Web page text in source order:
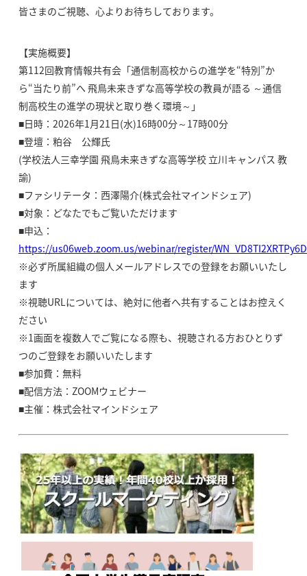
皆さまのご視聴、心よりお待ちしております。
【実施概要】
第112回教育情報共有会「通信制高校からの進学を“特別”か
ら“当たり前”へ 飛鳥未来きずな高等学校の教員が語る ～通信
制高校生の進学の現状と取り巻く環境～」
■日時：2026年1月21日(水)16時00分～17時00分
■登壇：粕谷 公輝氏
(学校法人三幸学園 飛鳥未来きずな高等学校 立川キャンパス 教
諭)
■ファシリテータ：西澤陽介(株式会社マインドシェア)
■対象：どなたでもご覧いただけます
■申込：
https://us06web.zoom.us/webinar/register/
※必ず所属組織の個人メールアドレスでの登録をお願いいたし
ます
※視聴URLについては、絶対に他者へ共有することはお控えく
ださい
※1画面を複数人でご覧になる際も、視聴される方おひとりず
つのご登録をお願いいたします
■参加費：無料
■配信方法：ZOOMウェビナー
■主催：株式会社マインドシェア